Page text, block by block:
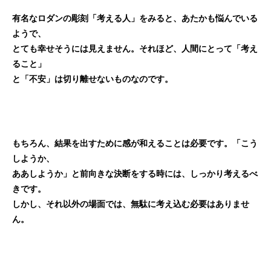
有名なロダンの彫刻「考える人」をみると、あたかも悩んでいる
ようで、
とても幸せそうには見えません。それほど、人間にとって「考え
ること」
と「不安」は切り離せないものなのです。
もちろん、結果を出すために感が和えることは必要です。「こう
しようか、
ああしようか」と前向きな決断をする時には、しっかり考えるべ
きです。
しかし、それ以外の場面では、無駄に考え込む必要はありませ
ん。